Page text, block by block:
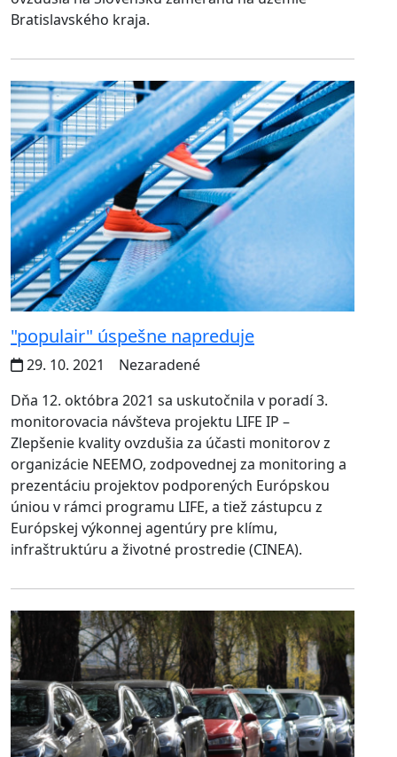
Bratislavského kraja.
"populair" úspešne napreduje
29. 10. 2021
Nezaradené
Dňa 12. októbra 2021 sa uskutočnila v poradí 3.
monitorovacia návšteva projektu LIFE IP –
Zlepšenie kvality ovzdušia za účasti monitorov z
organizácie NEEMO, zodpovednej za monitoring a
prezentáciu projektov podporených Európskou
úniou v rámci programu LIFE, a tiež zástupcu z
Európskej výkonnej agentúry pre klímu,
infraštruktúru a životné prostredie (CINEA).